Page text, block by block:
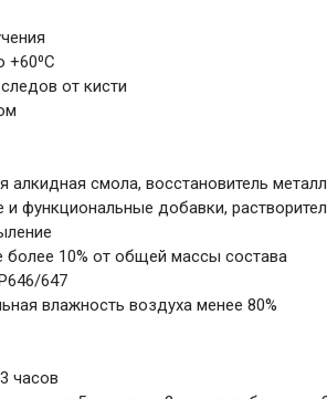
+60⁰С
от кисти
смола, восстановитель
и функциональные добавки,
более 10% от общей массы состава
647
влажность воздуха менее 80%
часов